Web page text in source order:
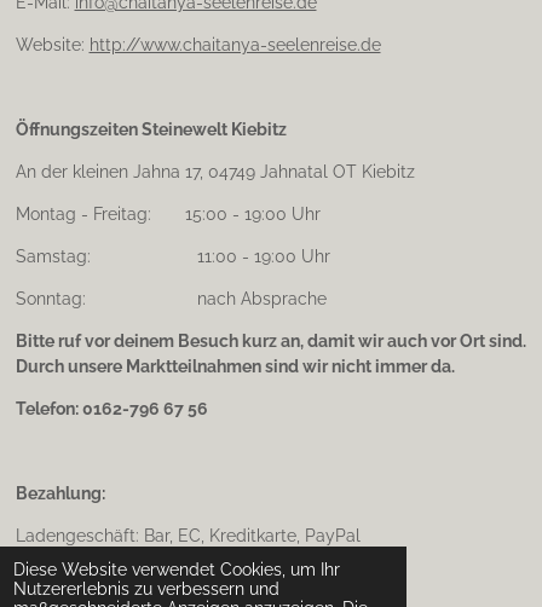
Diese Website verwendet Cookies, um Ihr
Nutzererlebnis zu verbessern und
Website: http://www.chaitanya-seelenreise.de
Öffnungszeiten Steinewelt Kiebitz
An der kleinen Jahna 17, 04749 Jahnatal OT Kiebitz
Montag - Freitag: 15:00 - 19:00 Uhr
Samstag: 11:00 - 19:00 Uhr
Sonntag: nach Absprache
Bitte ruf vor deinem Besuch kurz an, damit wir auch vor Ort sind.
Durch unsere Marktteilnahmen sind wir nicht immer da.
Telefon: 0162-796 67 56
Bezahlung:
Ladengeschäft: Bar, EC, Kreditkarte, PayPal
Onlineshop: Überweisung, Kreditkarte, PayPal